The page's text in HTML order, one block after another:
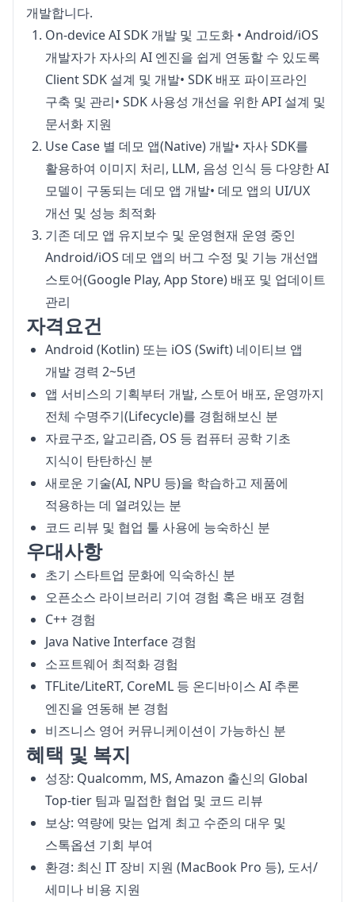
개발합니다.
On-device AI SDK 개발 및 고도화 • Android/iOS
개발자가 자사의 AI 엔진을 쉽게 연동할 수 있도록
Client SDK 설계 및 개발• SDK 배포 파이프라인
구축 및 관리• SDK 사용성 개선을 위한 API 설계 및
문서화 지원
Use Case 별 데모 앱(Native) 개발• 자사 SDK를
활용하여 이미지 처리, LLM, 음성 인식 등 다양한 AI
모델이 구동되는 데모 앱 개발• 데모 앱의 UI/UX
개선 및 성능 최적화
기존 데모 앱 유지보수 및 운영현재 운영 중인
Android/iOS 데모 앱의 버그 수정 및 기능 개선앱
스토어(Google Play, App Store) 배포 및 업데이트
관리
자격요건
Android (Kotlin) 또는 iOS (Swift) 네이티브 앱
개발 경력 2~5년
앱 서비스의 기획부터 개발, 스토어 배포, 운영까지
전체 수명주기(Lifecycle)를 경험해보신 분
자료구조, 알고리즘, OS 등 컴퓨터 공학 기초
지식이 탄탄하신 분
새로운 기술(AI, NPU 등)을 학습하고 제품에
적용하는 데 열려있는 분
코드 리뷰 및 협업 툴 사용에 능숙하신 분
우대사항
초기 스타트업 문화에 익숙하신 분
오픈소스 라이브러리 기여 경험 혹은 배포 경험
C++ 경험
Java Native Interface 경험
소프트웨어 최적화 경험
TFLite/LiteRT, CoreML 등 온디바이스 AI 추론
엔진을 연동해 본 경험
비즈니스 영어 커뮤니케이션이 가능하신 분
혜택 및 복지
성장: Qualcomm, MS, Amazon 출신의 Global
Top-tier 팀과 밀접한 협업 및 코드 리뷰
보상: 역량에 맞는 업계 최고 수준의 대우 및
스톡옵션 기회 부여
환경: 최신 IT 장비 지원 (MacBook Pro 등), 도서/
세미나 비용 지원